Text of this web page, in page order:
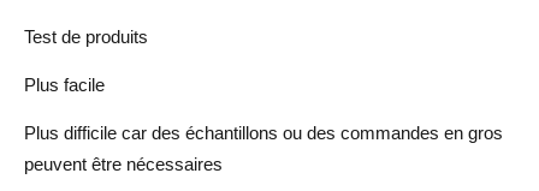
Test de produits
Plus facile
Plus difficile car des échantillons ou des commandes en gros
peuvent être nécessaires